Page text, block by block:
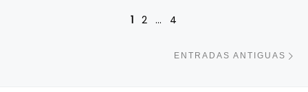
1 2 … 4
ENTRADAS ANTIGUAS